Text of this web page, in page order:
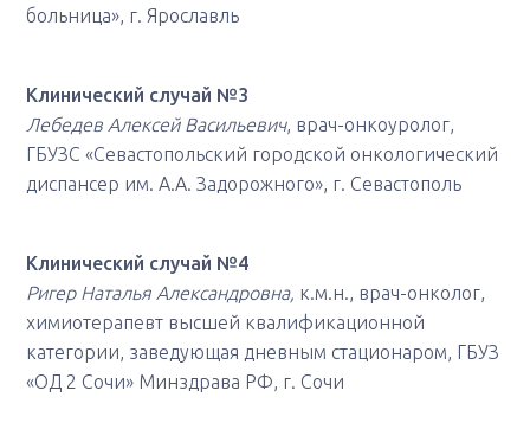
больница», г. Ярославль
Клинический случай №3
Лебедев Алексей Васильевич, врач-онкоуролог,
ГБУЗС «Севастопольский городской онкологический
диспансер им. А.А. Задорожного», г. Севастополь
Клинический случай №4
Ригер Наталья Александровна, к.м.н., врач-онколог,
химиотерапевт высшей квалификационной
категории, заведующая дневным стационаром, ГБУЗ
«ОД 2 Сочи» Минздрава РФ, г. Сочи